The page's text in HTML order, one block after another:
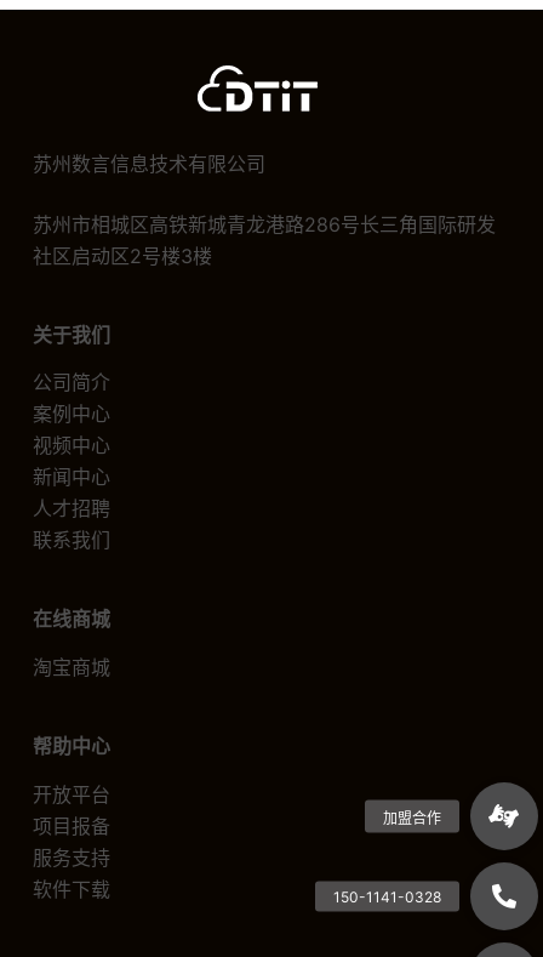
苏州数言信息技术有限公司
苏州市相城区高铁新城青龙港路286号长三角国际研发
社区启动区2号楼3楼
关于我们
公司简介
案例中心
视频中心
新闻中心
人才招聘
联系我们
在线商城
淘宝商城
帮助中心
开放平台
项目报备
服务支持
软件下载